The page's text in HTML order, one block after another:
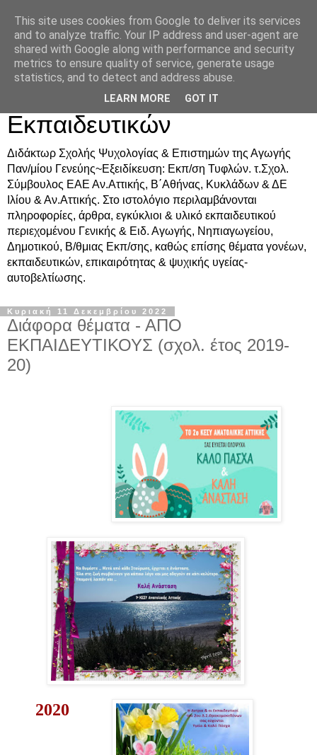
Δρ. Ράνια Χιουρέα-
Συμβουλευτική &
Υποστήριξη Γονέων &
Εκπαιδευτικών
Διδάκτωρ Σχολής Ψυχολογίας & Επιστημών της Αγωγής
Παν/μίου Γενεύης~Εξειδίκευση: Εκπ/ση Τυφλών. τ.Σχολ.
Σύμβουλος ΕΑΕ Αν.Αττικής, Β΄Αθήνας, Κυκλάδων & ΔΕ
Ιλίου & Αν.Αττικής. Στο ιστολόγιο περιλαμβάνονται
πληροφορίες, άρθρα, εγκύκλιοι & υλικό εκπαιδευτικού
περιεχομένου Γενικής & Ειδ. Αγωγής, Νηπιαγωγείου,
Δημοτικού, Β/θμιας Εκπ/σης, καθώς επίσης θέματα γονέων,
εκπαιδευτικών, επικαιρότητας & ψυχικής υγείας-
αυτοβελτίωσης.
Κυριακή 11 Δεκεμβρίου 2022
Διάφορα θέματα - ΑΠΟ
ΕΚΠΑΙΔΕΥΤΙΚΟΥΣ (σχολ. έτος 2019-
20)
2020
This site uses cookies from Google to deliver its services
and to analyze traffic. Your IP address and user-agent are
shared with Google along with performance and security
metrics to ensure quality of service, generate usage
statistics, and to detect and address abuse.
LEARN MORE GOT IT